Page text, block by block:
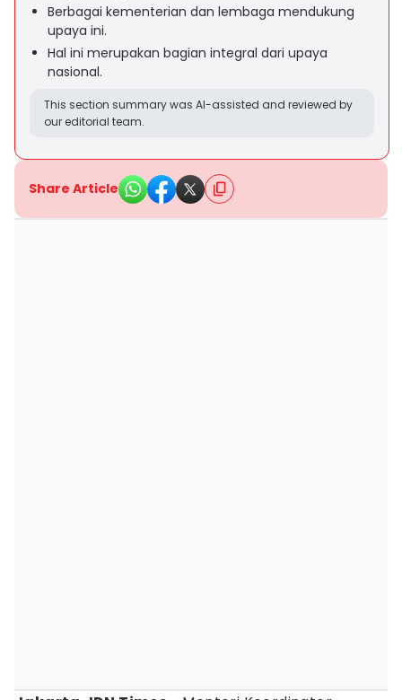
Berbagai kementerian dan lembaga mendukung
upaya ini.
Hal ini merupakan bagian integral dari upaya
nasional.
This section summary was AI-assisted and reviewed by
our editorial team.
Share Article